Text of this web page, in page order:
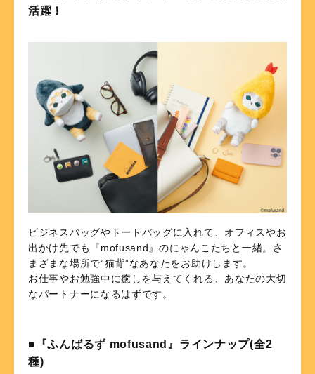
活躍！
ビジネスバッグやトートバッグに入れて、オフィスやお
出かけ先でも『mofusand』のにゃんこたちと一緒。さ
まざまな場所で“猫背”なあなたをお助けします。
お仕事やお勉強中に癒しを与えてくれる、あなたの大切
なパートナーになるはずです。
■『ふんばるず mofusand』ラインナップ(全2
種)